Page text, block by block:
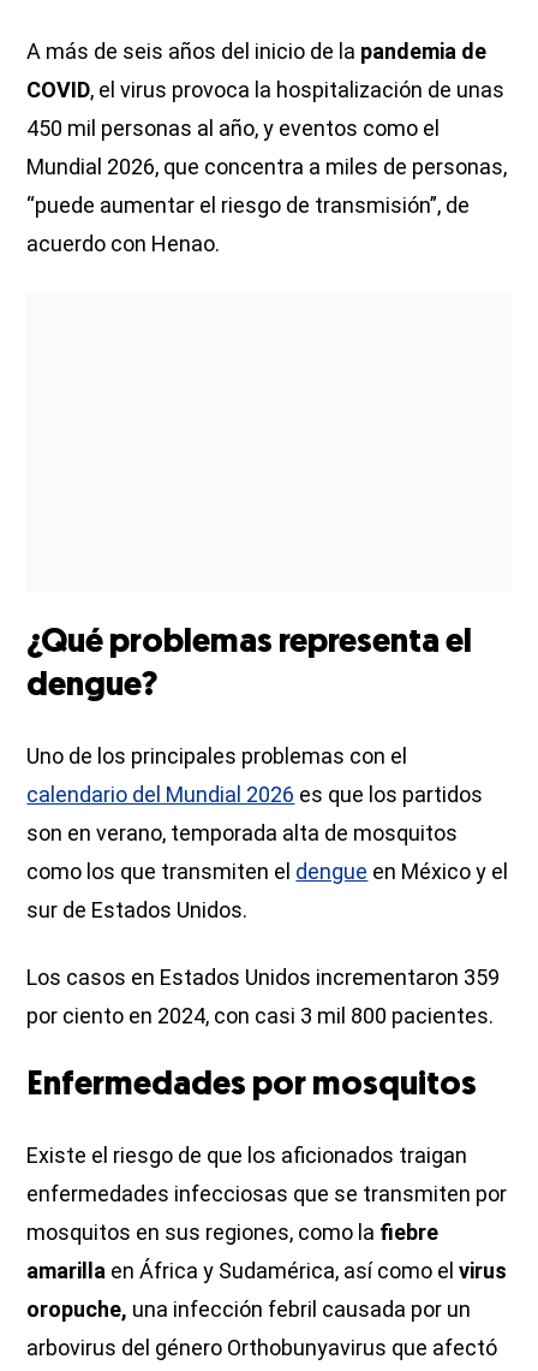
A más de seis años del inicio de la pandemia de
COVID, el virus provoca la hospitalización de unas
450 mil personas al año, y eventos como el
Mundial 2026, que concentra a miles de personas,
“puede aumentar el riesgo de transmisión”, de
acuerdo con Henao.
¿Qué problemas representa el
dengue?
Uno de los principales problemas con el
calendario del Mundial 2026 es que los partidos
son en verano, temporada alta de mosquitos
como los que transmiten el dengue en México y el
sur de Estados Unidos.
Los casos en Estados Unidos incrementaron 359
por ciento en 2024, con casi 3 mil 800 pacientes.
Enfermedades por mosquitos
Existe el riesgo de que los aficionados traigan
enfermedades infecciosas que se transmiten por
mosquitos en sus regiones, como la fiebre
amarilla en África y Sudamérica, así como elvirus
oropuche, una infección febril causada por un
arbovirus del género Orthobunyavirus que afectó